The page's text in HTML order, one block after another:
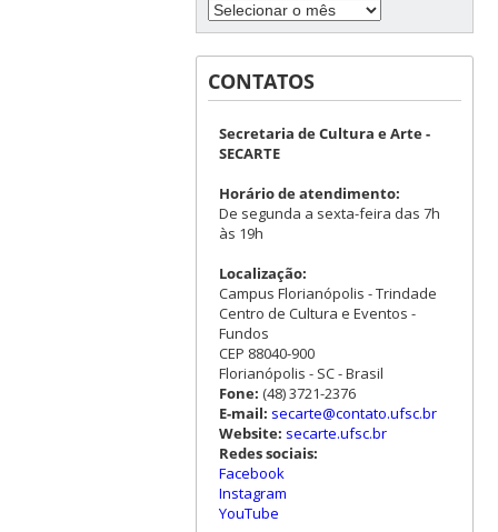
CONTATOS
Secretaria de Cultura e Arte -
SECARTE
Horário de atendimento:
De segunda a sexta-feira das 7h
às 19h
Localização:
Campus Florianópolis - Trindade
Centro de Cultura e Eventos -
Fundos
CEP 88040-900
Florianópolis - SC - Brasil
Fone: (48) 3721-2376
E-mail: secarte@contato.ufsc.br
Website: secarte.ufsc.br
Redes sociais:
Facebook
Instagram
YouTube